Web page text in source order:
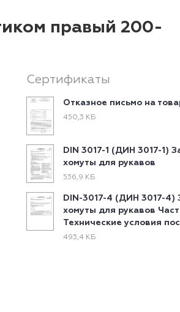
правый 200-
Сертификаты
Отказное письмо на
450,3 КБ
DIN 3017-1 (ДИН 3017-1)
хомуты для рукавов
536,9 КБ
DIN-3017-4 (ДИН 3017-4)
хомуты для рукавов
Технические условия
493,4 КБ